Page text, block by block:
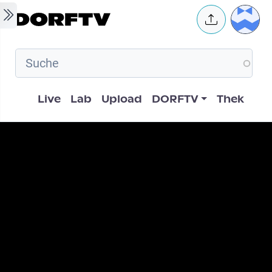
Skip to main content User
Hauptnavigation
Live Lab Upload DORFTV Thek